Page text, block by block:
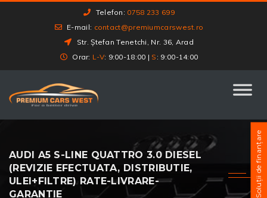
Telefon: 0758 233 699
E-mail: contact@premiumcarswest.ro
Str. Ștefan Tenetchi, Nr. 36, Arad
Orar: L-V: 9:00-18:00 | S : 9:00-14:00
AUDI A5 S-LINE QUATTRO 3.0 DIESEL
(REVIZIE EFECTUATA, DISTRIBUTIE,
ULEI+FILTRE) RATE-LIVRARE-
GARANTIE
Soluții de finanțare